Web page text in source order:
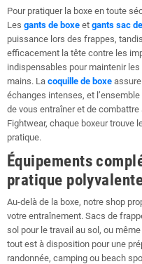
Pour pratiquer la boxe en toute
Les gants de boxe et gants sac
puissance lors des frappes,
efficacement la tête contre les
indispensables pour maintenir
mains. La coquille de boxe
échanges intenses, et l’ensemble
de vous entraîner et de
Fightwear, chaque boxeur trouve
pratique.
Équipements
pratique
Au-delà de la boxe, notre shop
votre entraînement. Sacs de
sol pour le travail au sol, ou
tout est à disposition pour une
randonnée, camping ou beach